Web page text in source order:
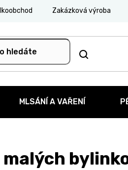
Zakázková výroba
MLSÁNÍ A VAŘENÍ
malých